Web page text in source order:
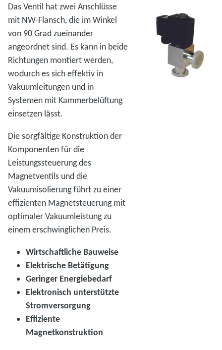
Das Ventil hat zwei Anschlüsse
mit NW-Flansch, die im Winkel
von 90 Grad zueinander
angeordnet sind. Es kann in beide
Richtungen montiert werden,
wodurch es sich effektiv in
Vakuumleitungen und in
Systemen mit Kammerbelüftung
einsetzen lässt.
Die sorgfältige Konstruktion der
Komponenten für die
Leistungssteuerung des
Magnetventils und die
Vakuumisolierung führt zu einer
effizienten Magnetsteuerung mit
optimaler Vakuumleistung zu
einem erschwinglichen Preis.
Wirtschaftliche Bauweise
Elektrische Betätigung
Geringer Energiebedarf
Elektronisch unterstützte
Stromversorgung
Effiziente
Magnetkonstruktion